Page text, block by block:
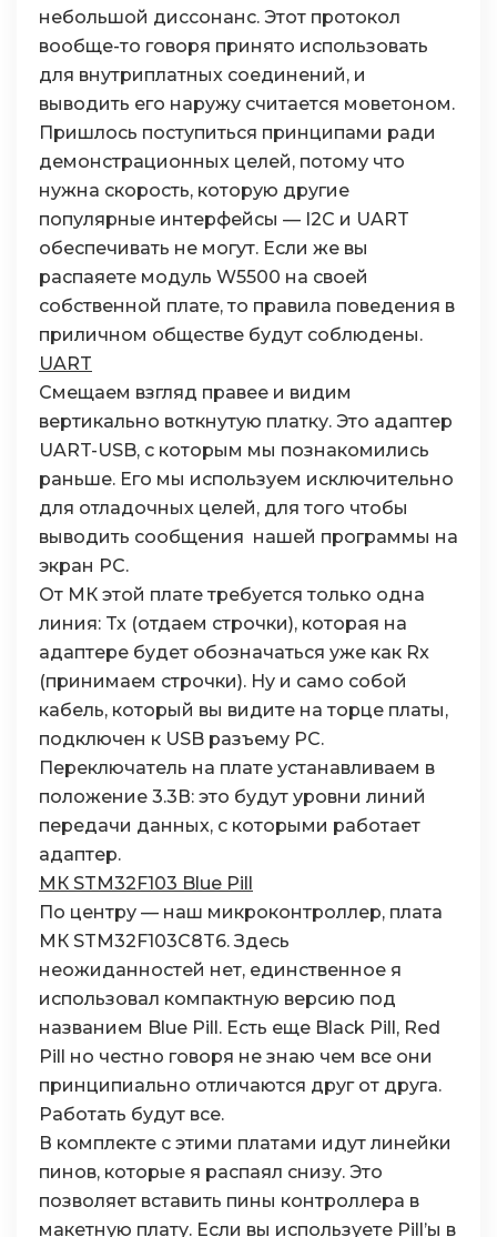
небольшой диссонанс. Этот протокол
вообще-то говоря принято использовать
для внутриплатных соединений, и
выводить его наружу считается моветоном.
Пришлось поступиться принципами ради
демонстрационных целей, потому что
нужна скорость, которую другие
популярные интерфейсы — I2C и UART
обеспечивать не могут. Если же вы
распаяете модуль W5500 на своей
собственной плате, то правила поведения в
приличном обществе будут соблюдены.
UART
Смещаем взгляд правее и видим
вертикально воткнутую платку. Это адаптер
UART-USB, с которым мы познакомились
раньше. Его мы используем исключительно
для отладочных целей, для того чтобы
выводить сообщения нашей программы на
экран PC.
От МК этой плате требуется только одна
линия: Tx (отдаем строчки), которая на
адаптере будет обозначаться уже как Rx
(принимаем строчки). Ну и само собой
кабель, который вы видите на торце платы,
подключен к USB разъему PC.
Переключатель на плате устанавливаем в
положение 3.3В: это будут уровни линий
передачи данных, с которыми работает
адаптер.
МК STM32F103 Blue Pill
По центру — наш микроконтроллер, плата
МК STM32F103C8T6. Здесь
неожиданностей нет, единственное я
использовал компактную версию под
названием Blue Pill. Есть еще Black Pill, Red
Pill но честно говоря не знаю чем все они
принципиально отличаются друг от друга.
Работать будут все.
В комплекте с этими платами идут линейки
пинов, которые я распаял снизу. Это
позволяет вставить пины контроллера в
макетную плату. Если вы используете Pill’ы в